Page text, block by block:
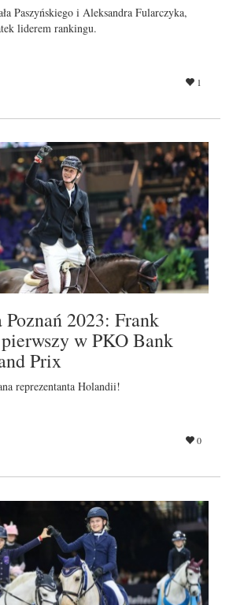
Paszyńskiego i Aleksandra Fularczyka,
liderem rankingu.
1
Poznań 2023: Frank
w PKO Bank
Prix
reprezentanta Holandii!
0